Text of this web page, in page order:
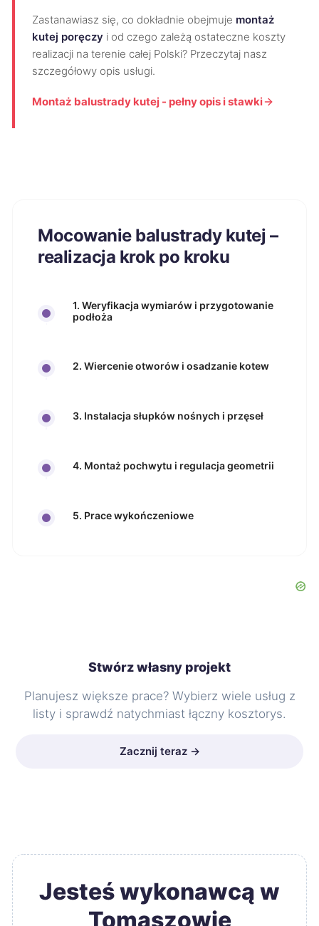
Zastanawiasz się, co dokładnie obejmuje montaż
kutej poręczy i od czego zależą ostateczne koszty
realizacji na terenie całej Polski? Przeczytaj nasz
szczegółowy opis usługi.
Montaż balustrady kutej - pełny opis i stawki
Mocowanie balustrady kutej –
realizacja krok po kroku
1. Weryfikacja wymiarów i przygotowanie
podłoża
2. Wiercenie otworów i osadzanie kotew
3. Instalacja słupków nośnych i przęseł
4. Montaż pochwytu i regulacja geometrii
5. Prace wykończeniowe
Stwórz własny projekt
Planujesz większe prace? Wybierz wiele usług z
listy i sprawdź natychmiast łączny kosztorys.
Zacznij teraz →
Jesteś wykonawcą w
Tomaszowie